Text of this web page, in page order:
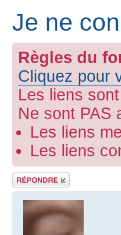
Je ne
Règles du
Cliquez pour
Les liens
Ne sont PAS
Les liens
Les liens
Répondre